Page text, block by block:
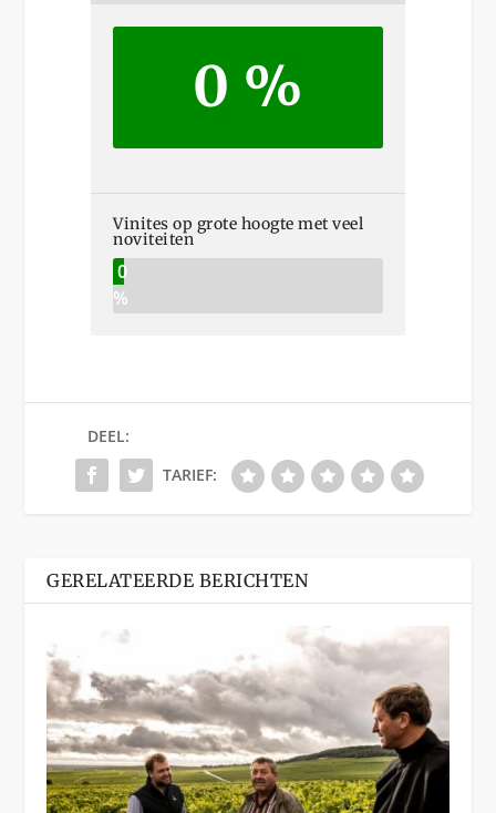
0 %
Vinites op grote hoogte met veel
noviteiten
0
%
DEEL:
TARIEF:
GERELATEERDE BERICHTEN